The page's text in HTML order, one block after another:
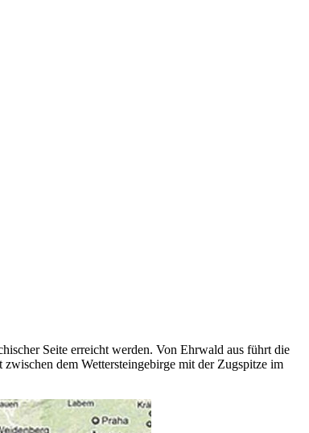
Seite erreicht werden. Von Ehrwald aus führt die
dem Wettersteingebirge mit der Zugspitze im